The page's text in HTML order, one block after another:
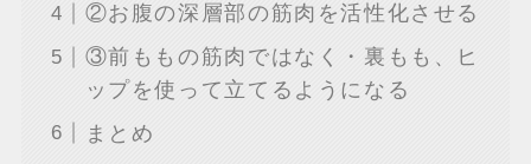
②お腹の深層部の筋肉を活性化させる
③前ももの筋肉ではなく・裏もも、ヒ
ップを使って立てるようになる
まとめ